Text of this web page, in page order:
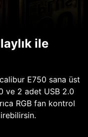
ile
E750 sana üst
ve 2 adet USB 2.0
RGB fan kontrol